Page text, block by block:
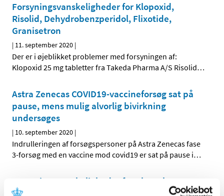
Forsyningsvanskeligheder for Klopoxid,
Risolid, Dehydrobenzperidol, Flixotide,
Granisetron
| 11. september 2020 |
Der er i øjeblikket problemer med forsyningen af:
Klopoxid 25 mg tabletter fra Takeda Pharma A/S Risolid…
Astra Zenecas COVID19-vaccineforsøg sat på
pause, mens mulig alvorlig bivirkning
undersøges
| 10. september 2020 |
Indrulleringen af forsøgspersoner på Astra Zenecas fase
3-forsøg med en vaccine mod covid19 er sat på pause i…
Forsyningsvanskeligheder for Abstral og
Digoxin